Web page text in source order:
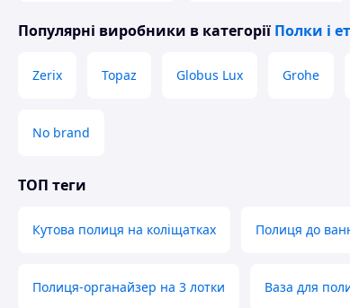
Популярні виробники в категорії Полки і
Zerix Topaz Globus Lux Grohe
No brand
ТОП теги
Кутова полиця на коліщатках Полиця до
Полиця-органайзер на 3 лотки Ваза для